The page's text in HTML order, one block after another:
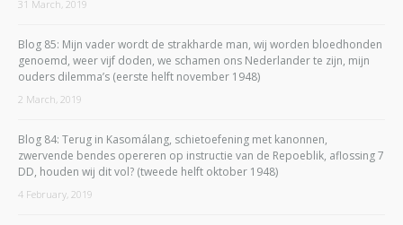
31 March, 2019
Blog 85: Mijn vader wordt de strakharde man, wij worden bloedhonden
genoemd, weer vijf doden, we schamen ons Nederlander te zijn, mijn
ouders dilemma’s (eerste helft november 1948)
2 March, 2019
Blog 84: Terug in Kasomálang, schietoefening met kanonnen,
zwervende bendes opereren op instructie van de Repoeblik, aflossing 7
DD, houden wij dit vol? (tweede helft oktober 1948)
4 February, 2019